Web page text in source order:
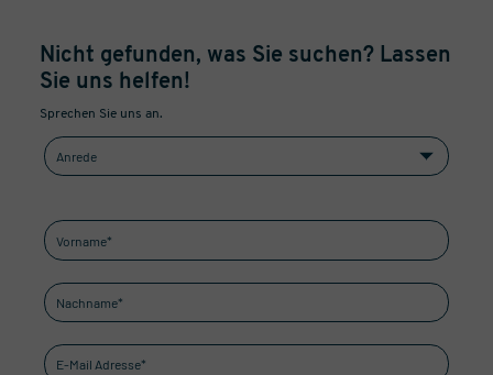
Nicht gefunden, was Sie suchen? Lassen
Sie uns helfen!
Sprechen Sie uns an.